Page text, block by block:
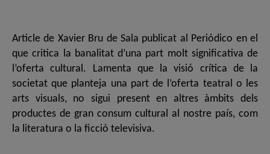
Article de Xavier Bru de Sala publicat al Periódico en el
que critica la banalitat d’una part molt significativa de
l’oferta cultural. Lamenta que la visió crítica de la
societat que planteja una part de l’oferta teatral o les
arts visuals, no sigui present en altres àmbits dels
productes de gran consum cultural al nostre país, com
la literatura o la ficció televisiva.